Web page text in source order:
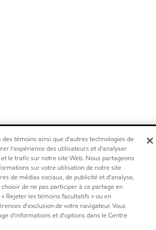
des témoins ainsi que d'autres technologies de
l'expérience des utilisateurs et d'analyser
le trafic sur notre site Web. Nous partageons
sur votre utilisation de notre site
de médias sociaux, de publicité et d'analyse,
de ne pas participer à ce partage en
Rejeter les témoins facultatifs » ou en
d'exclusion de votre navigateur. Vous
d'informations et d'options dans le Centre